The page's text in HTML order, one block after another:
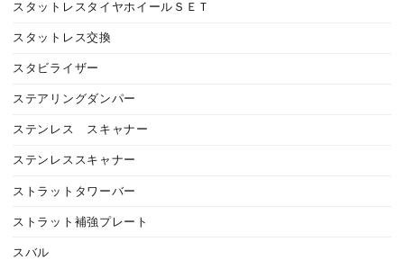
スタットレスタイヤホイールＳＥＴ
スタットレス交換
スタビライザー
ステアリングダンパー
ステンレス スキャナー
ステンレススキャナー
ストラットタワーバー
ストラット補強プレート
スバル